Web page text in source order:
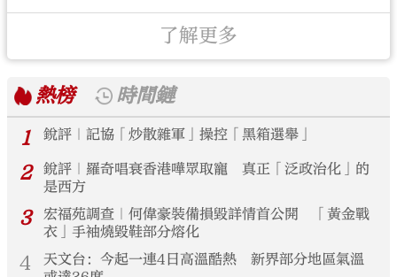
了解更多
熱榜
時間鏈
1
銳評｜記協「炒散雜軍」操控「黑箱選舉」
2
銳評｜羅奇唱衰香港嘩眾取寵 真正「泛政治化」的
是西方
3
宏福苑調查｜何偉豪裝備損毀詳情首公開 「黃金戰
衣」手袖燒毀鞋部分熔化
4
天文台：今起一連4日高溫酷熱 新界部分地區氣溫